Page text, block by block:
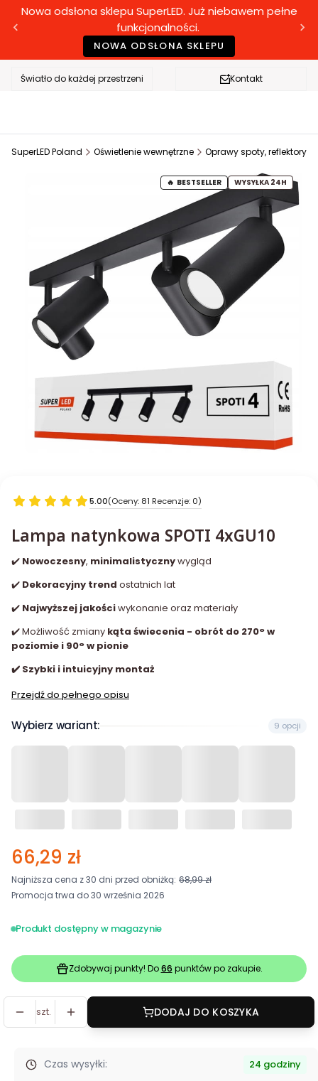
Nowa odsłona sklepu SuperLED. Już niebawem pełne
funkcjonalności.
NOWA ODSŁONA SKLEPU
Światło do każdej przestrzeni Kontakt
SuperLED Poland Oświetlenie wewnętrzne Oprawy spoty, reflektory
BESTSELLER WYSYŁKA 24H
5.00(Oceny: 81 Recenzje: 0)
Lampa natynkowa SPOTI 4xGU10
✔️ Nowoczesny, minimalistycznywygląd
✔️ Dekoracyjny trend ostatnich lat
✔️ Najwyższej jakościwykonanie oraz materiały
✔️ Możliwość zmiany kąta świecenia - obrót do 270° w
poziomie i 90° w pionie
✔️ Szybki i intuicyjny montaż
Przejdź do pełnego opisu
Wybierz wariant: 9 opcji
66,29 zł
Najniższa cena z 30 dni przed obniżką: 68,99 zł
Promocja trwa do 30 września 2026
Produkt dostępny w magazynie
Zdobywaj punkty! Do66 punktów po zakupie.
szt. DODAJ DO KOSZYKA
Czas wysyłki: 24 godziny